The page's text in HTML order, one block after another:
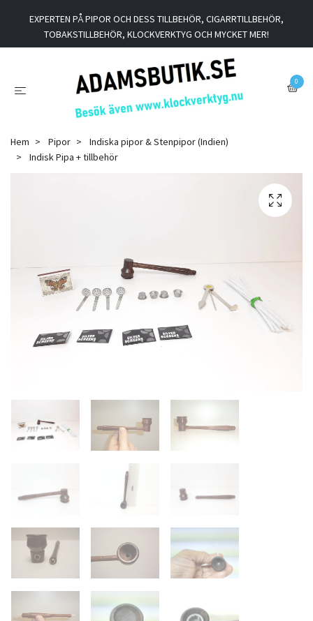
EXPERTEN PÅ PIPOR OCH DESS TILLBEHÖR, CIGARRTILLBEHÖR,
TOBAKSTILLBEHÖR, KLOCKVERKTYG OCH MYCKET MER!
0
Hem Pipor
Indiska pipor & Stenpipor (Indien)
Indisk Pipa + tillbehör